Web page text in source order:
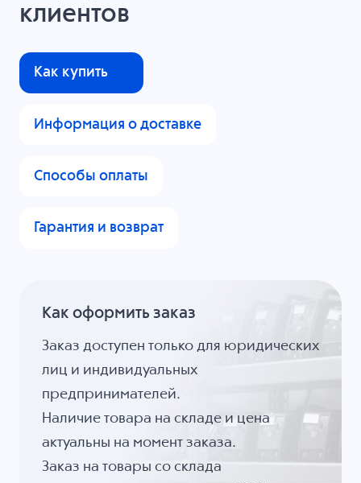
клиентов
Как купить
Информация о доставке
Способы оплаты
Гарантия и возврат
Как оформить заказ
Заказ доступен только для юридических
лиц и индивидуальных
предпринимателей.
Наличие товара на складе и цена
актуальны на момент заказа.
Заказ на товары со склада